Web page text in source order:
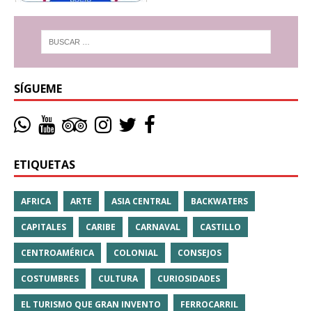
SÍGUEME
ETIQUETAS
AFRICA ARTE ASIA CENTRAL BACKWATERS
CAPITALES CARIBE CARNAVAL CASTILLO
CENTROAMÉRICA COLONIAL CONSEJOS
COSTUMBRES CULTURA CURIOSIDADES
EL TURISMO QUE GRAN INVENTO FERROCARRIL